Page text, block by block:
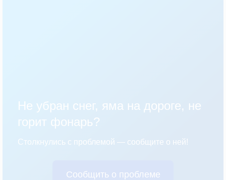
Не убран снег, яма на дороге, не
горит фонарь?
Столкнулись с проблемой — сообщите о ней!
Сообщить о проблеме